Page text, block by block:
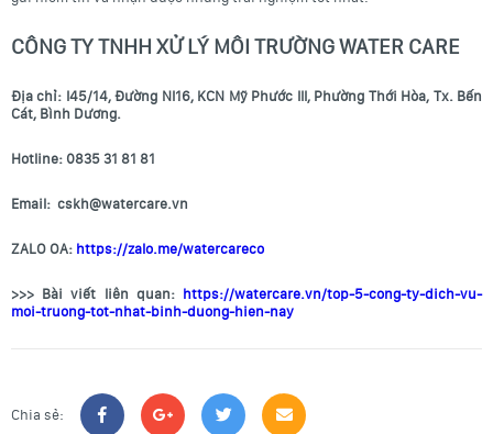
CÔNG TY TNHH XỬ LÝ MÔI TRƯỜNG WATER CARE
Địa chỉ: I45/14, Đường NI16, KCN Mỹ Phước III, Phường Thới Hòa, Tx. Bến
Cát, Bình Dương.
Hotline: 0835 31 81 81
Email: cskh@watercare.vn
ZALO OA: https://zalo.me/watercareco
>>> Bài viết liên quan: https://watercare.vn/top-5-cong-ty-dich-vu-
moi-truong-tot-nhat-binh-duong-hien-nay
Chia sẻ: